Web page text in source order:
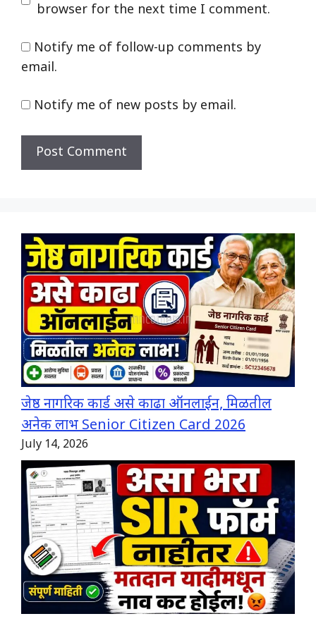
browser for the next time I comment.
Notify me of follow-up comments by
email.
Notify me of new posts by email.
जेष्ठ नागरिक कार्ड असे काढा ऑनलाईन, मिळतील
अनेक लाभ Senior Citizen Card 2026
July 14, 2026